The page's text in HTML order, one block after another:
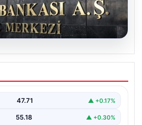
faiz kararı ne zaman?
nisan ayı faiz beklentisi
47.71 ▲ +0.17%
55.18 ▲ +0.30%